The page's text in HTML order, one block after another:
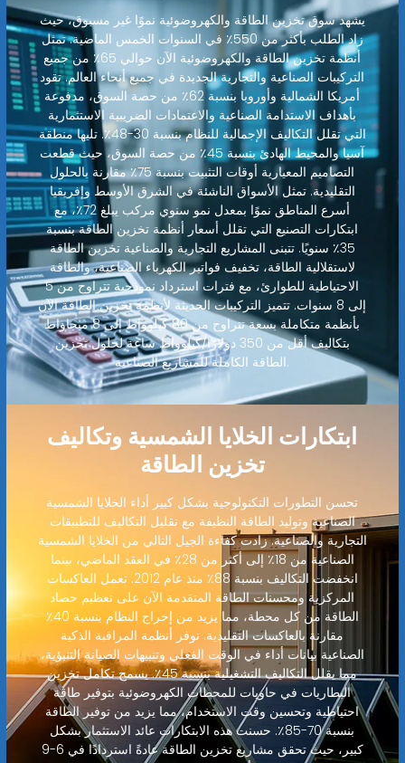
يشهد سوق تخزين الطاقة والكهروضوئية نموًا غير مسبوق، حيث
زاد الطلب بأكثر من 550٪ في السنوات الخمس الماضية. تمثل
أنظمة تخزين الطاقة والكهروضوئية الآن حوالي 65٪ من جميع
التركيبات الصناعية والتجارية الجديدة في جميع أنحاء العالم. تقود
أمريكا الشمالية وأوروبا بنسبة 62٪ من حصة السوق، مدفوعة
بأهداف الاستدامة الصناعية والاعتمادات الضريبية الاستثمارية
التي تقلل التكاليف الإجمالية للنظام بنسبة 30-48٪. تليها منطقة
آسيا والمحيط الهادئ بنسبة 45٪ من حصة السوق، حيث قطعت
التصاميم المعيارية أوقات التثبيت بنسبة 75٪ مقارنة بالحلول
التقليدية. تمثل الأسواق الناشئة في الشرق الأوسط وإفريقيا
أسرع المناطق نموًا بمعدل نمو سنوي مركب يبلغ 72٪، مع
ابتكارات التصنيع التي تقلل أسعار أنظمة تخزين الطاقة بنسبة
35٪ سنويًا. تتبنى المشاريع التجارية والصناعية تخزين الطاقة
لاستقلالية الطاقة، تخفيف فواتير الكهرباء الصناعية، والطاقة
الاحتياطية للطوارئ، مع فترات استرداد نموذجية تتراوح من 5
إلى 8 سنوات. تتميز التركيبات الحديثة لأنظمة تخزين الطاقة الآن
بأنظمة متكاملة بسعة تتراوح من 80 كيلوواط إلى 8 ميجاواط
بتكاليف أقل من 350 دولارًا/كيلوواط ساعة لحلول تخزين
الطاقة الكاملة للمشاريع الصناعية.
ابتكارات الخلايا الشمسية وتكاليف
تخزين الطاقة
تحسن التطورات التكنولوجية بشكل كبير أداء الخلايا الشمسية
الصناعية وتوليد الطاقة النظيفة مع تقليل التكاليف للتطبيقات
التجارية والصناعية. زادت كفاءة الجيل التالي من الخلايا الشمسية
الصناعية من 18٪ إلى أكثر من 28٪ في العقد الماضي، بينما
انخفضت التكاليف بنسبة 88٪ منذ عام 2012. تعمل العاكسات
المركزية ومحسنات الطاقة المتقدمة الآن على تعظيم حصاد
الطاقة من كل محطة، مما يزيد من إخراج النظام بنسبة 40٪
مقارنة بالعاكسات التقليدية. توفر أنظمة المراقبة الذكية
الصناعية بيانات أداء في الوقت الفعلي وتنبيهات الصيانة التنبؤية،
مما يقلل التكاليف التشغيلية بنسبة 45٪. يسمح تكامل تخزين
البطاريات في حاويات للمحطات الكهروضوئية بتوفير طاقة
احتياطية وتحسين وقت الاستخدام، مما يزيد من توفير الطاقة
بنسبة 70-85٪. حسنت هذه الابتكارات عائد الاستثمار بشكل
كبير، حيث تحقق مشاريع تخزين الطاقة عادةً استردادًا في 6-9